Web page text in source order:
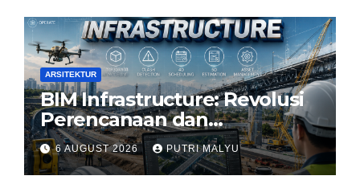
ARSITEKTUR
BIM Infrastructure: Revolusi
Perencanaan dan
Pengelolaan Infrastruktur
6 AUGUST 2026 PUTRI MALYU